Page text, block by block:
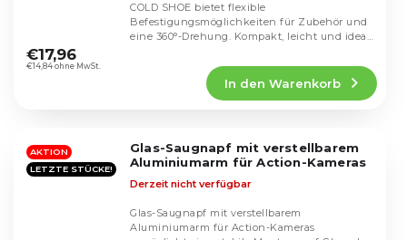
durchschnittliche
Produktbewertung
Sternen.
€14,84 ohne MwSt.
€17,96
In den Warenkorb
COLD SHOE bietet flexible
Befestigungsmöglichkeiten für Zubehör und
eine 360°-Drehung. Kompakt, leicht und ideal
AKTION
LETZTE STÜCKE!
Glas-Saugnapf mit verstellbarem
Aluminiumarm für Action-Kameras
Derzeit nicht verfügbar
Glas-Saugnapf mit verstellbarem
Aluminiumarm für Action-Kameras